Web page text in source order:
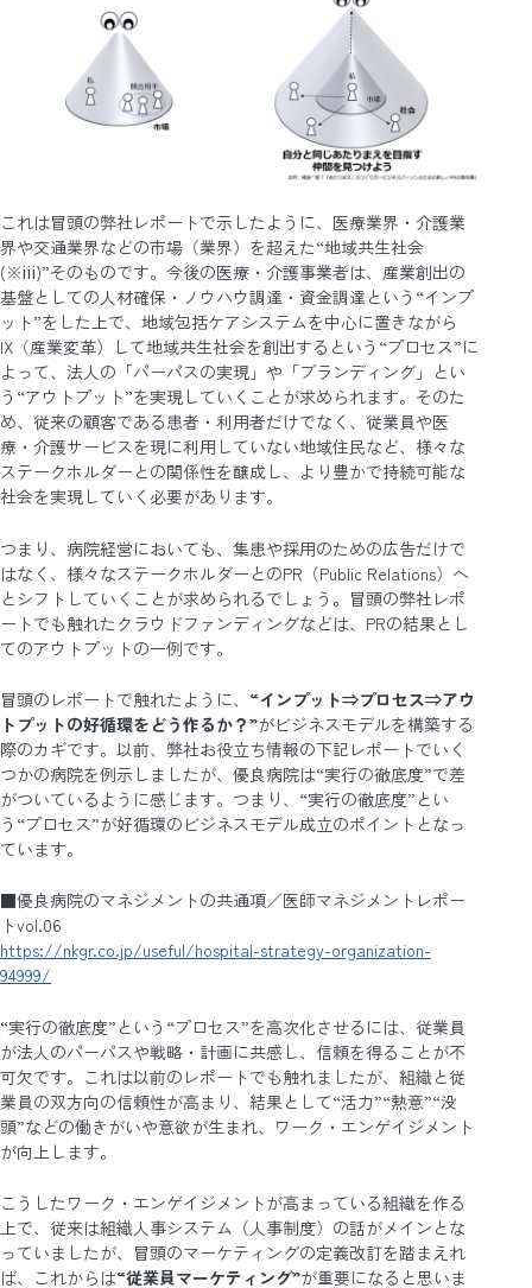
これは冒頭の弊社レポートで示したように、医療業界・介護業
界や交通業界などの市場（業界）を超えた“地域共生社会
(※ⅲ)”そのものです。今後の医療・介護事業者は、産業創出の
基盤としての人材確保・ノウハウ調達・資金調達という“インプ
ット”をした上で、地域包括ケアシステムを中心に置きながら
IX（産業変革）して地域共生社会を創出するという“プロセス”に
よって、法人の「パーパスの実現」や「ブランディング」とい
う“アウトプット”を実現していくことが求められます。そのた
め、従来の顧客である患者・利用者だけでなく、従業員や医
療・介護サービスを現に利用していない地域住民など、様々な
ステークホルダーとの関係性を醸成し、より豊かで持続可能な
社会を実現していく必要があります。
つまり、病院経営においても、集患や採用のための広告だけで
はなく、様々なステークホルダーとのPR（Public Relations）へ
とシフトしていくことが求められるでしょう。冒頭の弊社レポ
ートでも触れたクラウドファンディングなどは、PRの結果とし
てのアウトプットの一例です。
冒頭のレポートで触れたように、 “インプット⇒プロセス⇒アウ
トプットの好循環をどう作るか？”がビジネスモデルを構築する
際のカギです。以前、弊社お役立ち情報の下記レポートでいく
つかの病院を例示しましたが、優良病院は“実行の徹底度”で差
がついているように感じます。つまり、“実行の徹底度”とい
う“プロセス”が好循環のビジネスモデル成立のポイントとなっ
ています。
■優良病院のマネジメントの共通項／医師マネジメントレポー
トvol.06
https://nkgr.co.jp/useful/hospital-strategy-organization-
94999/
“実行の徹底度”という“プロセス”を高次化させるには、従業員
が法人のパーパスや戦略・計画に共感し、信頼を得ることが不
可欠です。これは以前のレポートでも触れましたが、組織と従
業員の双方向の信頼性が高まり、結果として“活力”“熱意”“没
頭”などの働きがいや意欲が生まれ、ワーク・エンゲイジメント
が向上します。
こうしたワーク・エンゲイジメントが高まっている組織を作る
上で、従来は組織人事システム（人事制度）の話がメインとな
っていましたが、冒頭のマーケティングの定義改訂を踏まえれ
ば、これからは“従業員マーケティング”が重要になると思いま